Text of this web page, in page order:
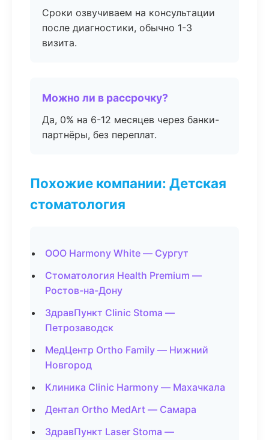
Сроки озвучиваем на консультации
после диагностики, обычно 1-3
визита.
Можно ли в рассрочку?
Да, 0% на 6-12 месяцев через банки-
партнёры, без переплат.
Похожие компании: Детская
стоматология
ООО Harmony White — Сургут
Стоматология Health Premium —
Ростов-на-Дону
ЗдравПункт Clinic Stoma —
Петрозаводск
МедЦентр Ortho Family — Нижний
Новгород
Клиника Clinic Harmony — Махачкала
Дентал Ortho MedArt — Самара
ЗдравПункт Laser Stoma —